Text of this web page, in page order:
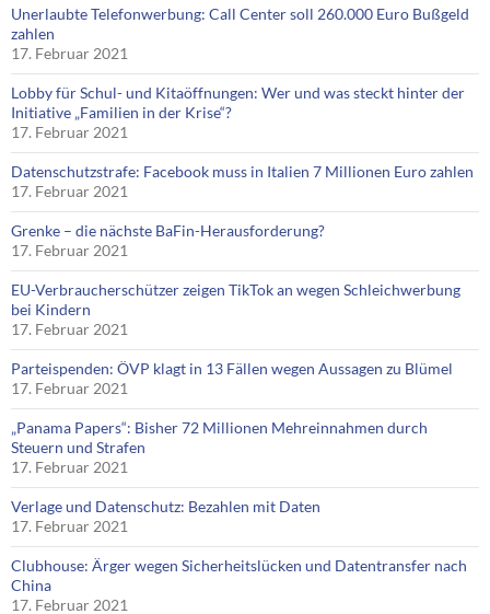
Unerlaubte Telefonwerbung: Call Center soll 260.000 Euro Bußgeld
zahlen
17. Februar 2021
Lobby für Schul- und Kitaöffnungen: Wer und was steckt hinter der
Initiative „Familien in der Krise“?
17. Februar 2021
Datenschutzstrafe: Facebook muss in Italien 7 Millionen Euro zahlen
17. Februar 2021
Grenke – die nächste BaFin-Herausforderung?
17. Februar 2021
EU-Verbraucherschützer zeigen TikTok an wegen Schleichwerbung
bei Kindern
17. Februar 2021
Parteispenden: ÖVP klagt in 13 Fällen wegen Aussagen zu Blümel
17. Februar 2021
„Panama Papers“: Bisher 72 Millionen Mehreinnahmen durch
Steuern und Strafen
17. Februar 2021
Verlage und Datenschutz: Bezahlen mit Daten
17. Februar 2021
Clubhouse: Ärger wegen Sicherheitslücken und Datentransfer nach
China
17. Februar 2021